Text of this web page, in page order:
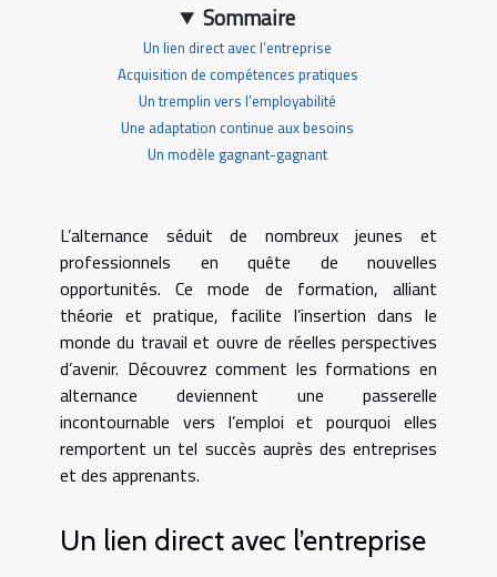
Sommaire
Un lien direct avec l’entreprise
Acquisition de compétences pratiques
Un tremplin vers l’employabilité
Une adaptation continue aux besoins
Un modèle gagnant-gagnant
L’alternance séduit de nombreux jeunes et
professionnels en quête de nouvelles
opportunités. Ce mode de formation, alliant
théorie et pratique, facilite l’insertion dans le
monde du travail et ouvre de réelles perspectives
d’avenir. Découvrez comment les formations en
alternance deviennent une passerelle
incontournable vers l’emploi et pourquoi elles
remportent un tel succès auprès des entreprises
et des apprenants.
Un lien direct avec l’entreprise